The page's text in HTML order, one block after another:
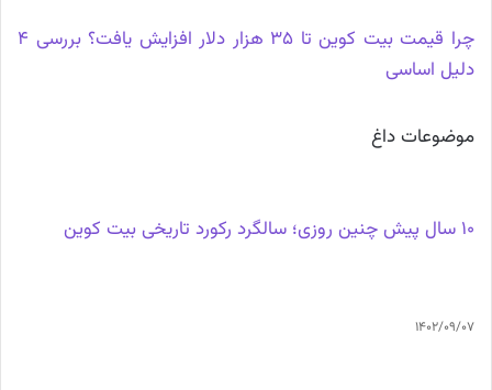
چرا قیمت بیت کوین تا 35 هزار دلار افزایش یافت؟ بررسی 4
دلیل اساسی
موضوعات داغ
10 سال پیش چنین روزی؛ سالگرد رکورد تاریخی بیت کوین
1402/09/07